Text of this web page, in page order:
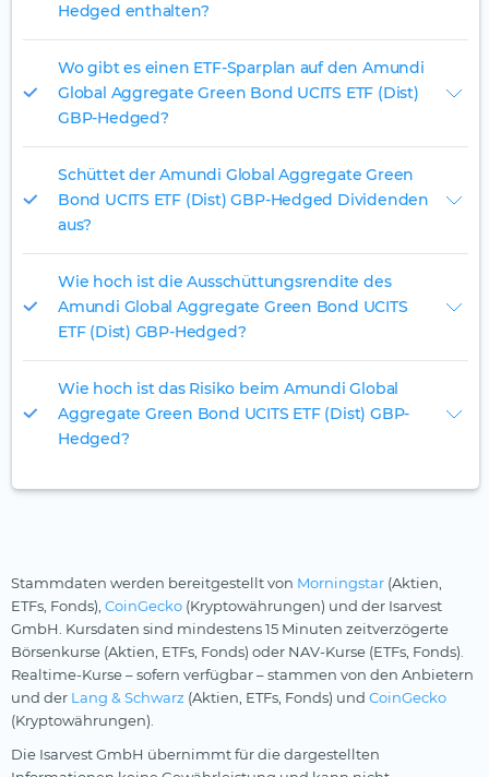
Hedged enthalten?
Wo gibt es einen ETF-Sparplan auf den Amundi
Global Aggregate Green Bond UCITS ETF (Dist)
GBP-Hedged?
Schüttet der Amundi Global Aggregate Green
Bond UCITS ETF (Dist) GBP-Hedged Dividenden
aus?
Wie hoch ist die Ausschüttungsrendite des
Amundi Global Aggregate Green Bond UCITS
ETF (Dist) GBP-Hedged?
Wie hoch ist das Risiko beim Amundi Global
Aggregate Green Bond UCITS ETF (Dist) GBP-
Hedged?
Stammdaten werden bereitgestellt von Morningstar (Aktien,
ETFs, Fonds), CoinGecko (Kryptowährungen) und der Isarvest
GmbH. Kursdaten sind mindestens 15 Minuten zeitverzögerte
Börsenkurse (Aktien, ETFs, Fonds) oder NAV-Kurse (ETFs, Fonds).
Realtime-Kurse – sofern verfügbar – stammen von den Anbietern
und der Lang & Schwarz (Aktien, ETFs, Fonds) und CoinGecko
(Kryptowährungen).
Die Isarvest GmbH übernimmt für die dargestellten